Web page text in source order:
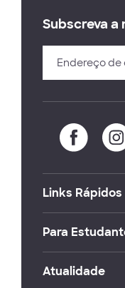
Subscreva a
Links Rápidos
Para
Atualidade